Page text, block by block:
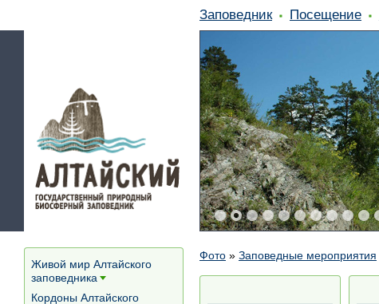
Заповедник Посещение
Фото » Заповедные мероприятия
Живой мир Алтайского
заповедника
Кордоны Алтайского